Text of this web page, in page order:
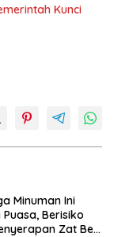
Kunci
Minuman Ini
Berisiko
Zat Besi